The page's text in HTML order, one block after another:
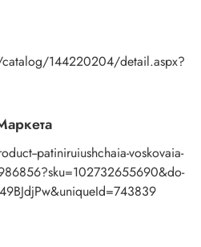
можно разбавить водой, а
маслом.
восковая паста и воск
зависит от предпочтений
144220204/detail.aspx?
patiniruiushchaia-voskovaia-